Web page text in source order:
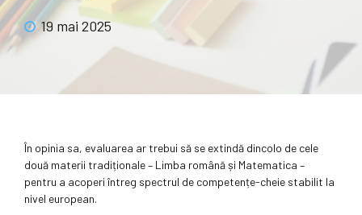
19 mai 2025
În opinia sa, evaluarea ar trebui să se extindă dincolo de cele
două materii tradiționale – Limba română și Matematica –
pentru a acoperi întreg spectrul de competențe-cheie stabilit la
nivel european.